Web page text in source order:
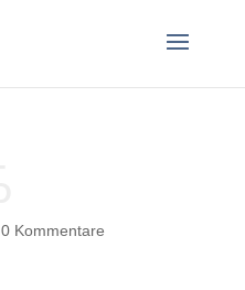
0 Kommentare